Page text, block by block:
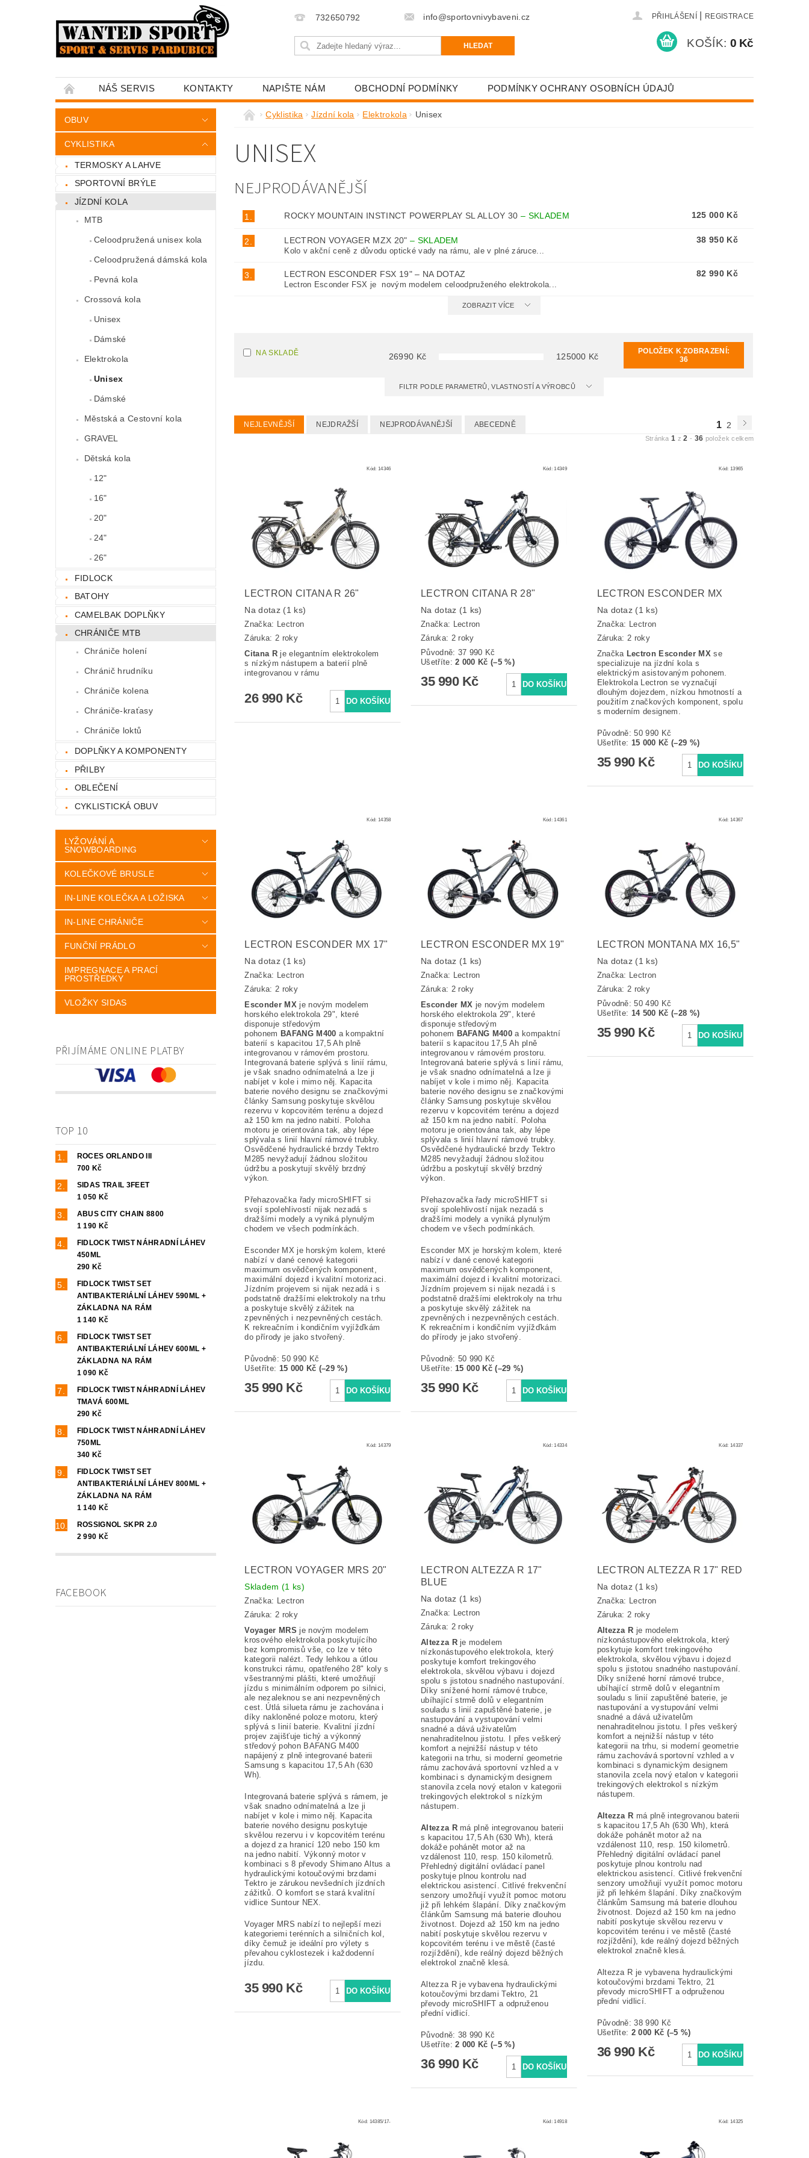
732650792 info@sportovnivybaveni.cz PŘIHLÁŠENÍ REGISTRACE
KOŠÍK: 0 Kč
NÁŠ SERVIS KONTAKTY NAPIŠTE NÁM OBCHODNÍ PODMÍNKY PODMÍNKY OCHRANY OSOBNÍCH ÚDAJŮ
OBUV
CYKLISTIKA
TERMOSKY A LAHVE
SPORTOVNÍ BRÝLE
JÍZDNÍ KOLA
MTB
Celoodpružená unisex kola
Celoodpružená dámská kola
Pevná kola
Crossová kola
Unisex
Dámské
Elektrokola
Unisex
Dámské
Městská a Cestovní kola
GRAVEL
Dětská kola
12"
16"
20"
24"
26"
FIDLOCK
BATOHY
CAMELBAK DOPLŇKY
CHRÁNIČE MTB
Chrániče holení
Chránič hrudníku
Chrániče kolena
Chrániče-kraťasy
Chrániče loktů
DOPLŇKY A KOMPONENTY
PŘILBY
OBLEČENÍ
CYKLISTICKÁ OBUV
LYŽOVÁNÍ A
SNOWBOARDING
KOLEČKOVÉ BRUSLE
IN-LINE KOLEČKA A LOŽISKA
IN-LINE CHRÁNIČE
FUNČNÍ PRÁDLO
IMPREGNACE A PRACÍ
PROSTŘEDKY
VLOŽKY SIDAS
PŘIJÍMÁME ONLINE PLATBY
TOP 10
ROCES ORLANDO III
700 Kč
SIDAS TRAIL 3FEET
1 050 Kč
ABUS CITY CHAIN 8800
1 190 Kč
FIDLOCK TWIST NÁHRADNÍ LÁHEV
450ML
290 Kč
FIDLOCK TWIST SET
ANTIBAKTERIÁLNÍ LÁHEV 590ML +
ZÁKLADNA NA RÁM
1 140 Kč
FIDLOCK TWIST SET
ANTIBAKTERIÁLNÍ LÁHEV 600ML +
ZÁKLADNA NA RÁM
1 090 Kč
FIDLOCK TWIST NÁHRADNÍ LÁHEV
TMAVÁ 600ML
290 Kč
FIDLOCK TWIST NÁHRADNÍ LÁHEV
750ML
340 Kč
FIDLOCK TWIST SET
ANTIBAKTERIÁLNÍ LÁHEV 800ML +
ZÁKLADNA NA RÁM
1 140 Kč
ROSSIGNOL SKPR 2.0
2 990 Kč
FACEBOOK
Cyklistika Jízdní kola Elektrokola Unisex
UNISEX
NEJPRODÁVANĚJŠÍ
1. ROCKY MOUNTAIN INSTINCT POWERPLAY SL ALLOY 30 – SKLADEM 125 000 Kč
2. LECTRON VOYAGER MZX 20" – SKLADEM
Kolo v akční ceně z důvodu optické vady na rámu, ale v plné záruce...
38 950 Kč
3. LECTRON ESCONDER FSX 19"– NA DOTAZ
Lectron Esconder FSX je novým modelem celoodpruženého elektrokola...
82 990 Kč
ZOBRAZIT VÍCE
NA SKLADĚ 26990 Kč 125000 Kč
POLOŽEK K ZOBRAZENÍ:
36
FILTR PODLE PARAMETRŮ, VLASTNOSTÍ A VÝROBCŮ
NEJLEVNĚJŠÍ NEJDRAŽŠÍ NEJPRODÁVANĚJŠÍ ABECEDNĚ 1 2
Stránka1 z2 - 36 položek celkem
Kód: 14346
LECTRON CITANA R 26"
Na dotaz (1 ks)
Značka: Lectron
Záruka: 2 roky
Citana Rje elegantním elektrokolem
s nízkým nástupem a baterií plně
integrovanou v rámu
26 990 Kč
Kód:14349
LECTRON CITANA R 28"
Na dotaz (1 ks)
Značka: Lectron
Záruka: 2 roky
Původně: 37 990 Kč
Ušetříte:2 000 Kč (–5 %)
35 990 Kč
Kód:13965
LECTRON ESCONDER MX
Na dotaz (1 ks)
Značka: Lectron
Záruka: 2 roky
Značka Lectron Esconder MX se
specializuje na jízdní kola s
elektrickým asistovaným pohonem.
Elektrokola Lectron se vyznačují
dlouhým dojezdem, nízkou hmotností a
použitím značkových komponent, spolu
s moderním designem.
Původně:50 990 Kč
Ušetříte: 15 000 Kč (–29 %)
35 990 Kč
Kód: 14358
LECTRON ESCONDER MX 17"
Na dotaz (1 ks)
Značka: Lectron
Záruka: 2 roky
Esconder MX je novým modelem
horského elektrokola 29", které
disponuje středovým
pohonem BAFANG M400 a kompaktní
baterií s kapacitou 17,5 Ah plně
integrovanou v rámovém prostoru.
Integrovaná baterie splývá s linií rámu,
je však snadno odnímatelná a lze ji
nabíjet v kole i mimo něj. Kapacita
baterie nového designu se značkovými
články Samsung poskytuje skvělou
rezervu v kopcovitém terénu a dojezd
až 150 km na jedno nabití. Poloha
motoru je orientována tak, aby lépe
splývala s linií hlavní rámové trubky.
Osvědčené hydraulické brzdy Tektro
M285 nevyžadují žádnou složitou
údržbu a poskytují skvělý brzdný
výkon.
Přehazovačka řady microSHIFT si
svojí spolehlivostí nijak nezadá s
dražšími modely a vyniká plynulým
chodem ve všech podmínkách.
Esconder MX je horským kolem, které
nabízí v dané cenové kategorii
maximum osvědčených komponent,
maximální dojezd i kvalitní motorizaci.
Jízdním projevem si nijak nezadá i s
podstatně dražšími elektrokoly na trhu
a poskytuje skvělý zážitek na
zpevněných i nezpevněných cestách.
K rekreačním i kondičním vyjížďkám
do přírody je jako stvořený.
Původně:50 990 Kč
Ušetříte: 15 000 Kč (–29 %)
35 990 Kč
Kód:14361
LECTRON ESCONDER MX 19"
Na dotaz (1 ks)
Značka: Lectron
Záruka: 2 roky
Esconder MX je novým modelem
horského elektrokola 29", které
disponuje středovým
pohonem BAFANG M400 a kompaktní
baterií s kapacitou 17,5 Ah plně
integrovanou v rámovém prostoru.
Integrovaná baterie splývá s linií rámu,
je však snadno odnímatelná a lze ji
nabíjet v kole i mimo něj. Kapacita
baterie nového designu se značkovými
články Samsung poskytuje skvělou
rezervu v kopcovitém terénu a dojezd
až 150 km na jedno nabití. Poloha
motoru je orientována tak, aby lépe
splývala s linií hlavní rámové trubky.
Osvědčené hydraulické brzdy Tektro
M285 nevyžadují žádnou složitou
údržbu a poskytují skvělý brzdný
výkon.
Přehazovačka řady microSHIFT si
svojí spolehlivostí nijak nezadá s
dražšími modely a vyniká plynulým
chodem ve všech podmínkách.
Esconder MX je horským kolem, které
nabízí v dané cenové kategorii
maximum osvědčených komponent,
maximální dojezd i kvalitní motorizaci.
Jízdním projevem si nijak nezadá i s
podstatně dražšími elektrokoly na trhu
a poskytuje skvělý zážitek na
zpevněných i nezpevněných cestách.
K rekreačním i kondičním vyjížďkám
do přírody je jako stvořený.
Původně: 50 990 Kč
Ušetříte: 15 000 Kč (–29 %)
35 990 Kč
Kód:14367
LECTRON MONTANA MX 16,5"
Na dotaz (1 ks)
Značka: Lectron
Záruka: 2 roky
Původně:50 490 Kč
Ušetříte: 14 500 Kč (–28 %)
35 990 Kč
Kód: 14379
LECTRON VOYAGER MRS 20"
Skladem (1 ks)
Značka: Lectron
Záruka: 2 roky
Voyager MRS je novým modelem
krosového elektrokola poskytujícího
bez kompromisů vše, co lze v této
kategorii nalézt. Tedy lehkou a útlou
konstrukci rámu, opatřeného 28" koly s
všestrannými plášti, které umožňují
jízdu s minimálním odporem po silnici,
ale nezaleknou se ani nezpevněných
cest. Útlá silueta rámu je zachována i
díky nakloněné poloze motoru, který
splývá s linií baterie.
Kvalitní jízdní
projev zajišťuje tichý a výkonný
středový pohon BAFANG M400
napájený z plně integrované baterii
Samsung s kapacitou 17,5 Ah (630
Wh).
Integrovaná baterie splývá s rámem, je
však snadno odnímatelná a lze ji
nabíjet v kole i mimo něj. Kapacita
baterie nového designu poskytuje
skvělou rezervu i v kopcovitém terénu
a dojezd za hranicí 120 nebo 150 km
na jedno nabití. Výkonný motor v
kombinaci s 8 převody Shimano Altus a
hydraulickými kotoučovými brzdami
Tektro je zárukou nevšedních jízdních
zážitků. O komfort se stará kvalitní
vidlice Suntour NEX.
Voyager MRS nabízí to nejlepší mezi
kategoriemi terénních a silničních kol,
díky čemuž je ideální pro výlety s
převahou cyklostezek i každodenní
jízdu.
35 990 Kč
Kód:14334
LECTRON ALTEZZA R 17"
BLUE
Na dotaz (1 ks)
Značka: Lectron
Záruka: 2 roky
Altezza R je modelem
nízkonástupového elektrokola, který
poskytuje komfort trekingového
elektrokola, skvělou výbavu i dojezd
spolu s jistotou snadného nastupování.
Díky snížené horní rámové trubce,
ubíhající strmě dolů v elegantním
souladu s linií zapuštěné baterie, je
nastupování a vystupování velmi
snadné a dává uživatelům
nenahraditelnou jistotu. I přes veškerý
komfort a nejnižší nástup v této
kategorii na trhu, si moderní geometrie
rámu zachovává sportovní vzhled a v
kombinaci s dynamickým designem
stanovila zcela nový etalon v kategorii
trekingových elektrokol s nízkým
nástupem.
Altezza R má plně integrovanou baterii
s kapacitou 17,5 Ah (630 Wh), která
dokáže pohánět motor až na
vzdálenost 110, resp. 150 kilometrů.
Přehledný digitální ovládací panel
poskytuje plnou kontrolu nad
elektrickou asistencí. Citlivé frekvenční
senzory umožňují využít pomoc motoru
již při lehkém šlapání. Díky značkovým
článkům Samsung má baterie dlouhou
životnost. Dojezd až 150 km na jedno
nabití poskytuje skvělou rezervu v
kopcovitém terénu i ve městě (časté
rozjíždění), kde reálný dojezd běžných
elektrokol značně klesá.
Altezza R je vybavena hydraulickými
kotoučovými brzdami Tektro, 21
převody microSHIFT a odpruženou
přední vidlicí.
Původně: 38 990 Kč
Ušetříte:2 000 Kč (–5 %)
36 990 Kč
Kód:14337
LECTRON ALTEZZA R 17" RED
Na dotaz (1 ks)
Značka: Lectron
Záruka: 2 roky
Altezza R je modelem
nízkonástupového elektrokola, který
poskytuje komfort trekingového
elektrokola, skvělou výbavu i dojezd
spolu s jistotou snadného nastupování.
Díky snížené horní rámové trubce,
ubíhající strmě dolů v elegantním
souladu s linií zapuštěné baterie, je
nastupování a vystupování velmi
snadné a dává uživatelům
nenahraditelnou jistotu. I přes veškerý
komfort a nejnižší nástup v této
kategorii na trhu, si moderní geometrie
rámu zachovává sportovní vzhled a v
kombinaci s dynamickým designem
stanovila zcela nový etalon v kategorii
trekingových elektrokol s nízkým
nástupem.
Altezza R má plně integrovanou baterii
s kapacitou 17,5 Ah (630 Wh), která
dokáže pohánět motor až na
vzdálenost 110, resp. 150 kilometrů.
Přehledný digitální ovládací panel
poskytuje plnou kontrolu nad
elektrickou asistencí. Citlivé frekvenční
senzory umožňují využít pomoc motoru
již při lehkém šlapání. Díky značkovým
článkům Samsung má baterie dlouhou
životnost. Dojezd až 150 km na jedno
nabití poskytuje skvělou rezervu v
kopcovitém terénu i ve městě (časté
rozjíždění), kde reálný dojezd běžných
elektrokol značně klesá.
Altezza R je vybavena hydraulickými
kotoučovými brzdami Tektro, 21
převody microSHIFT a odpruženou
přední vidlicí.
Původně:38 990 Kč
Ušetříte: 2 000 Kč (–5 %)
36 990 Kč
Kód: 14385/17- Kód:14918 Kód:14325